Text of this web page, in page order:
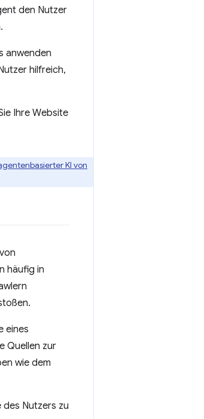
den Nutzer
anwenden
hilfreich,
Ihre Website
KI von
häufig in
eines
Quellen zur
wie dem
Nutzers zu